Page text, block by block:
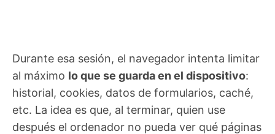
Durante esa sesión, el navegador intenta limitar
al máximo lo que se guarda en el dispositivo:
historial, cookies, datos de formularios, caché,
etc. La idea es que, al terminar, quien use
después el ordenador no pueda ver qué páginas